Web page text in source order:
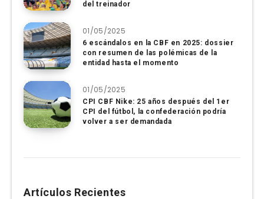
del treinador
01/05/2025
6 escándalos en la CBF en 2025: dossier
con resumen de las polémicas de la
entidad hasta el momento
01/05/2025
CPI CBF Nike: 25 años después del 1er
CPI del fútbol, ​​la confederación podría
volver a ser demandada
Artículos Recientes